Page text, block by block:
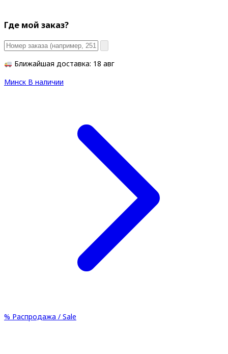
Где мой заказ?
Ближайшая доставка: 18 авг
Минск В наличии
% Распродажа / Sale